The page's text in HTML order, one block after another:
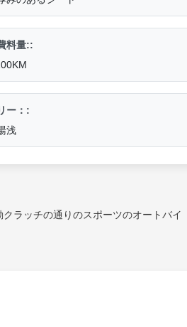
料量::
ー：:
浅
クラッチの通りのスポーツのオートバイ